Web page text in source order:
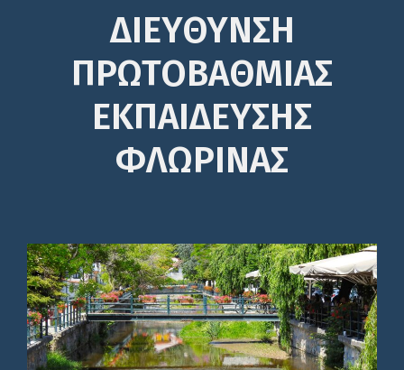
ΔΙΕΎΘΥΝΣΗ
ΠΡΩΤΟΒΆΘΜΙΑΣ
ΕΚΠΑΊΔΕΥΣΗΣ
ΦΛΩΡΙΝΑΣ